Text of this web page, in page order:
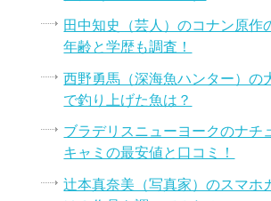
田中知史（芸人）のコナン原作
年齢と学歴も調査！
西野勇馬（深海魚ハンター）の
で釣り上げた魚は？
ブラデリスニューヨークのナチ
キャミの最安値と口コミ！
辻本真奈美（写真家）のスマホ